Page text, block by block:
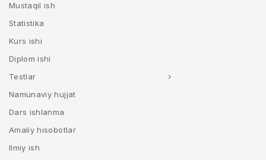
Mustaqil ish
Statistika
Kurs ishi
Diplom ishi
Testlar
Namunaviy hujjat
Dars ishlanma
Amaliy hisobotlar
Ilmiy ish